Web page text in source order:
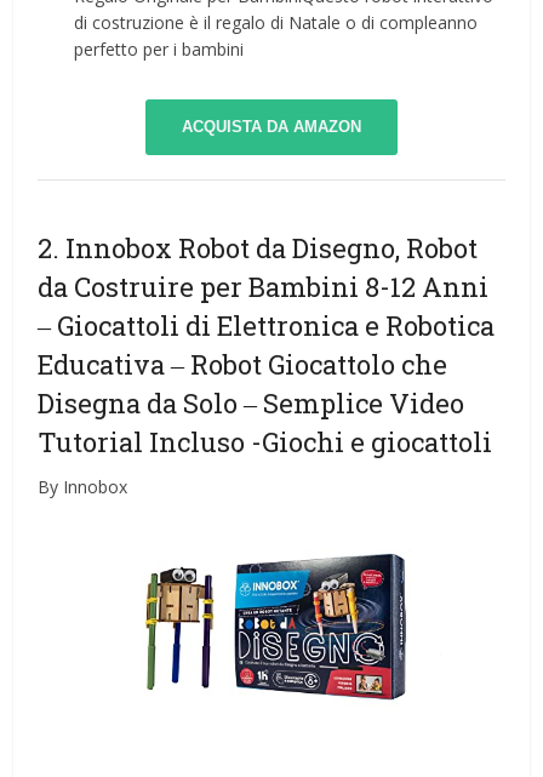
di costruzione è il regalo di Natale o di compleanno
perfetto per i bambini
ACQUISTA DA AMAZON
2. Innobox Robot da Disegno, Robot
da Costruire per Bambini 8-12 Anni
‒ Giocattoli di Elettronica e Robotica
Educativa ‒ Robot Giocattolo che
Disegna da Solo ‒ Semplice Video
Tutorial Incluso -Giochi e giocattoli
By Innobox